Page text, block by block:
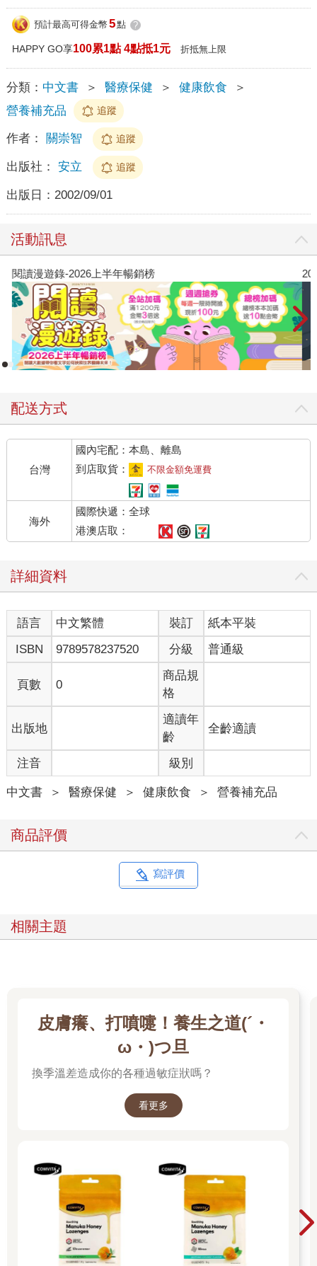
預計最高可得金幣 5點 ?
HAPPY GO享100累1點 4點抵1元 折抵無上限
分類： 中文書 ＞ 醫療保健 ＞ 健康飲食
＞
營養補充品
追蹤
作者： 關崇智 追蹤
出版社： 安立 追蹤
出版日： 2002/09/01
活動訊息
閱讀漫遊錄-2026上半年暢銷榜
配送方式
台灣
國內宅配：本島、離島
到店取貨：
不限金額免運費
海外
國際快遞：全球
港澳店取：
詳細資料
語言 中文繁體 裝訂
紙本平裝
ISBN
9789578237520 分級 普通級
頁數 0
商品規
格
出版地
適讀年
齡
全齡適讀
注音 級別
中文書 ＞ 醫療保健 ＞ 健康飲食 ＞ 營養補充品
商品評價
寫評價
相關主題
皮膚癢、打噴嚏！養生之道(´・
ω・)つ旦
換季溫差造成你的各種過敏症狀嗎？
看更多